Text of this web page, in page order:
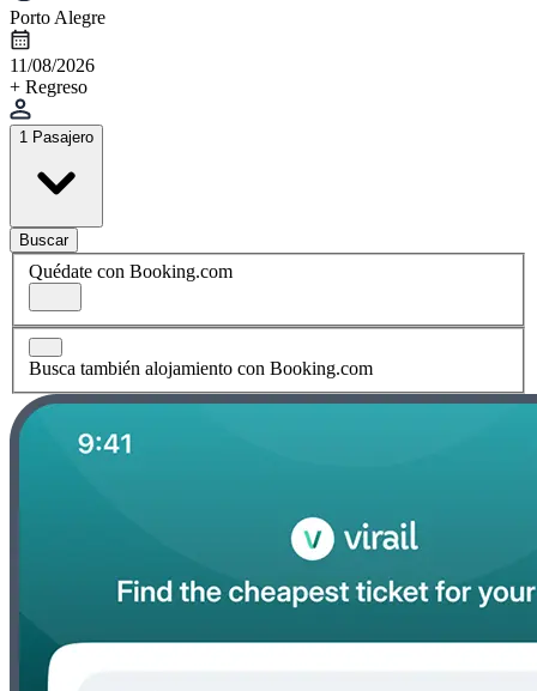
Porto Alegre
11/08/2026
+ Regreso
1 Pasajero
Buscar
Quédate con Booking.com
Busca también alojamiento con Booking.com